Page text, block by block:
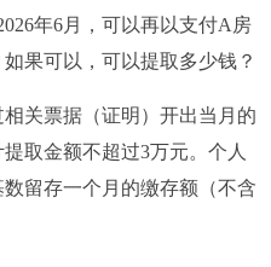
年6月，可以再以支付A房
果可以，可以提取多少钱？
关票据（证明）开出当月的
取金额不超过3万元。个人
留存一个月的缴存额（不含